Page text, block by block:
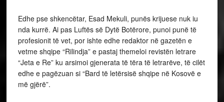
Edhe pse shkencëtar, Esad Mekuli, punës krijuese nuk iu
nda kurrë. Ai pas Luftës së Dytë Botërore, punoi punë të
profesionit të vet, por ishte edhe redaktor në gazetën e
vetme shqipe “Rilindja” e pastaj themeloi revistën letrare
“Jeta e Re” ku arsimoi gjenerata të tëra të letrarëve, të cilët
edhe e pagëzuan si “Bard të letërsisë shqipe në Kosovë e
më gjërë”.